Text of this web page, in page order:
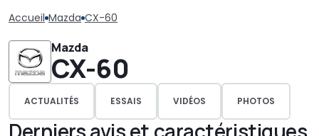
Accueil Mazda CX-60
Mazda
CX-60
ACTUALITÉS ESSAIS VIDÉOS PHOTOS